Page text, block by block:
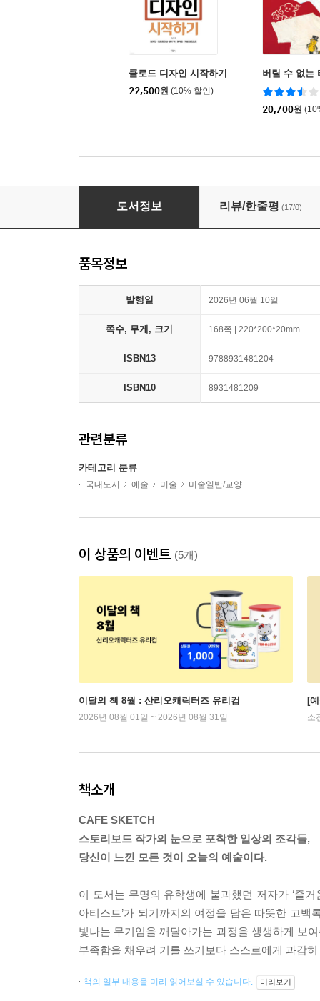
클로드 디자인 시작하기
22,500원 (10% 할인)
버릴 수 없는
20,700원
CAFE SKETCH
도서정보 리뷰/한줄평 (17/0)
품목정보
발행일 2026년 06월 10일
쪽수, 무게, 크기 168쪽 | 220*200*20mm
ISBN13 9788931481204
ISBN10 8931481209
관련분류
카테고리 분류
국내도서 예술 미술 미술일반/교양
이 상품의 이벤트 (5개)
이달의 책 8월 : 산리오캐릭터즈 유리컵
2026년 08월 01일 ~ 2026년 08월 31일
[
소
책소개
CAFE SKETCH
스토리보드 작가의 눈으로 포착한 일상의 조각들,
당신이 느낀 모든 것이 오늘의 예술이다.
이 도서는 무명의 유학생에 불과했던 저자가 ‘즐
아티스트’가 되기까지의 여정을 담은 따뜻한 고백
빛나는 무기임을 깨달아가는 과정을 생생하게 보
부족함을 채우려 기를 쓰기보다 스스로에게 과감히
책의 일부 내용을 미리 읽어보실 수 있습니다. 미리보기